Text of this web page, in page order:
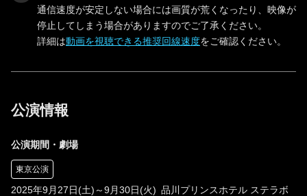
通信速度が安定しない場合には画質が荒くなったり、映像が
停止してしまう場合がありますのでご了承ください。
詳細は動画を視聴できる推奨回線速度をご確認ください。
公演情報
公演期間・劇場
東京公演
2025年9月27日(土)～9月30日(火) 品川プリンスホテル ステラボ